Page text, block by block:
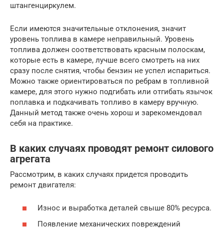
штангенциркулем.
Если имеются значительные отклонения, значит
уровень топлива в камере неправильный. Уровень
топлива должен соответствовать красным полоскам,
которые есть в камере, лучше всего смотреть на них
сразу после снятия, чтобы бензин не успел испариться.
Можно также ориентироваться по ребрам в топливной
камере, для этого нужно подгибать или отгибать язычок
поплавка и подкачивать топливо в камеру вручную.
Данный метод также очень хорош и зарекомендовал
себя на практике.
В каких случаях проводят ремонт силового
агрегата
Рассмотрим, в каких случаях придется проводить
ремонт двигателя:
Износ и выработка деталей свыше 80% ресурса.
Появление механических повреждений